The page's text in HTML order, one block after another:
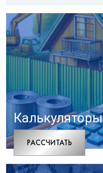
Калькуляторы
РАCСЧИТАТЬ